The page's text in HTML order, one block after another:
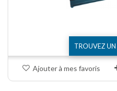
TROUVEZ UN
Ajouter à mes favoris